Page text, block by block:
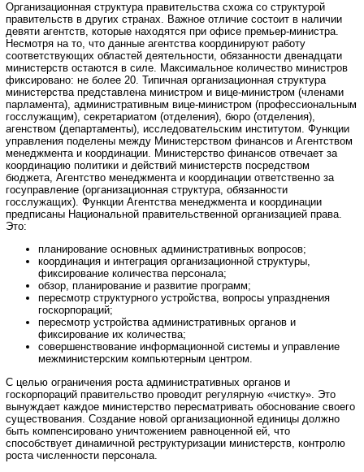
Организационная структура правительства схожа со структурой
правительств в других странах. Важное отличие состоит в наличии
девяти агентств, которые находятся при офисе премьер-министра.
Несмотря на то, что данные агентства координируют работу
соответствующих областей деятельности, обязанности двенадцати
министерств остаются в силе. Максимальное количество министров
фиксировано: не более 20. Типичная организационная структура
министерства представлена министром и вице-министром (членами
парламента), административным вице-министром (профессиональным
госслужащим), секретариатом (отделения), бюро (отделения),
агенством (департаменты), исследовательским институтом. Функции
управления поделены между Министерством финансов и Агентством
менеджмента и координации. Министерство финансов отвечает за
координацию политики и действий министерств посредством
бюджета, Агентство менеджмента и координации ответственно за
госуправление (организационная структура, обязанности
госслужащих). Функции Агентства менеджмента и координации
предписаны Национальной правительственной организацией права.
Это:
планирование основных административных вопросов;
координация и интеграция организационной структуры,
фиксирование количества персонала;
обзор, планирование и развитие программ;
пересмотр структурного устройства, вопросы упразднения
госкорпораций;
пересмотр устройства административных органов и
фиксирование их количества;
совершенствование информационной системы и управление
межминистерским компьютерным центром.
С целью ограничения роста административных органов и
госкорпораций правительство проводит регулярную «чистку». Это
вынуждает каждое министерство пересматривать обоснование своего
существования. Создание новой организационной единицы должно
быть компенсировано уничтожением равноценной ей, что
способствует динамичной реструктуризации министерств, контролю
роста численности персонала.